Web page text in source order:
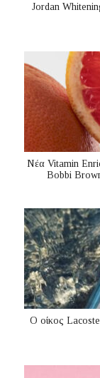
Jordan
Nέα Vitamin
Bobbi
Ο οίκος